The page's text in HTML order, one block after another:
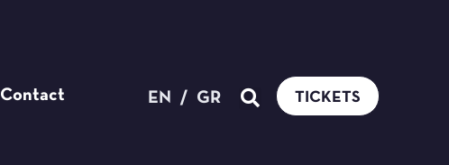
Contact EN / GR TICKETS